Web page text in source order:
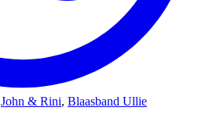
John & Rini, Blaasband Ullie